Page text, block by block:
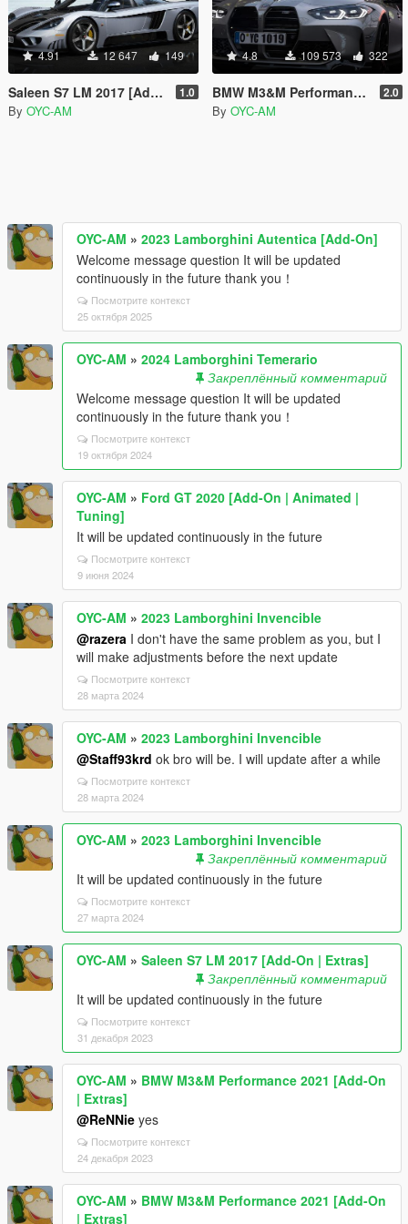
4.91 12 647 149
Saleen S7 LM 2017 [Add-On | Extras] 1.0
By OYC-AM
4.8 109 573 322
BMW M3&M Performance 2021 [Add-On | Extras] 2.0
By OYC-AM
OYC-AM » 2023 Lamborghini Autentica [Add-On]
Welcome message question It will be updated
continuously in the future thank you！
Посмотрите контекст
25 октября 2025
OYC-AM » 2024 Lamborghini Temerario
Закреплённый комментарий
Welcome message question It will be updated
continuously in the future thank you！
Посмотрите контекст
19 октября 2024
OYC-AM » Ford GT 2020 [Add-On | Animated |
Tuning]
It will be updated continuously in the future
Посмотрите контекст
9 июня 2024
OYC-AM » 2023 Lamborghini Invencible
@razera I don't have the same problem as you, but I
will make adjustments before the next update
Посмотрите контекст
28 марта 2024
OYC-AM » 2023 Lamborghini Invencible
@Staff93krd ok bro will be. I will update after a while
Посмотрите контекст
28 марта 2024
OYC-AM » 2023 Lamborghini Invencible
Закреплённый комментарий
It will be updated continuously in the future
Посмотрите контекст
27 марта 2024
OYC-AM » Saleen S7 LM 2017 [Add-On | Extras]
Закреплённый комментарий
It will be updated continuously in the future
Посмотрите контекст
31 декабря 2023
OYC-AM » BMW M3&M Performance 2021 [Add-On
| Extras]
@ReNNie yes
Посмотрите контекст
24 декабря 2023
OYC-AM » BMW M3&M Performance 2021 [Add-On
| Extras]